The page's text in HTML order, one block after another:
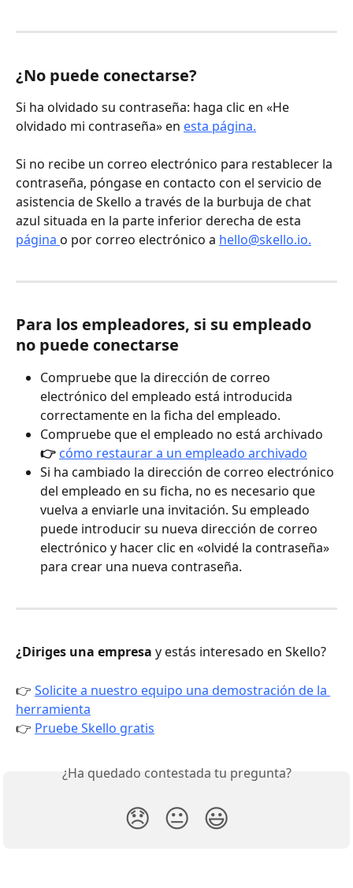
¿No puede conectarse?
Si ha olvidado su contraseña: haga clic en «He
olvidado mi contraseña» en esta página.
Si no recibe un correo electrónico para restablecer la
contraseña, póngase en contacto con el servicio de
asistencia de Skello a través de la burbuja de chat
azul situada en la parte inferior derecha de esta
página o por correo electrónico a hello@skello.io.
Para los empleadores, si su empleado
no puede conectarse
Compruebe que la dirección de correo
electrónico del empleado está introducida
correctamente en la ficha del empleado.
Compruebe que el empleado no está archivado
👉 cómo restaurar a un empleado archivado
Si ha cambiado la dirección de correo electrónico
del empleado en su ficha, no es necesario que
vuelva a enviarle una invitación. Su empleado
puede introducir su nueva dirección de correo
electrónico y hacer clic en «olvidé la contraseña»
para crear una nueva contraseña.
¿Diriges una empresa y estás interesado en Skello?
👉 Solicite a nuestro equipo una demostración de la
herramienta
👉 Pruebe Skello gratis
¿Ha quedado contestada tu pregunta?
😞 😐 😃